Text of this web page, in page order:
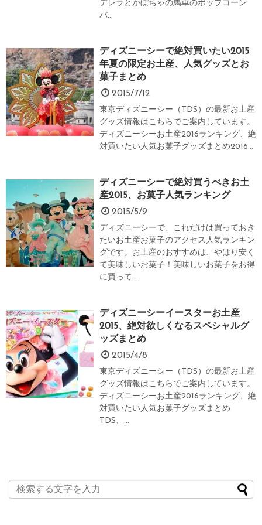
デレラとかぼちゃの馬車のポップコーン
バ...
ディズニーシーで絶対買いたい2015
年夏の限定お土産、人気グッズとお
菓子まとめ
2015/7/12
東京ディズニーシー（TDS）の最新お土産
グッズ情報はこちらでご案内しています。
ディズニーシーお土産2016ランキング、絶
対買いたい人気お菓子グッズまとめ2016...
ディズニーシーで絶対買うべきお土
産2015、お菓子人気ランキング
2015/5/9
ディズニーシーで、これだけは買っておき
たいお土産お菓子のアクセス人気ランキン
グです。お土産のおすすめは、やはり安く
て美味しいお菓子！美味しいお菓子をお得
に買って...
ディズニーシーイースターお土産
2015、絶対欲しくなるスペシャルグ
ッズまとめ
2015/4/8
東京ディズニーシー（TDS）の最新お土産
グッズ情報はこちらでご案内しています。
ディズニーシーお土産2016ランキング、絶
対買いたい人気お菓子グッズまとめ
TDS、...